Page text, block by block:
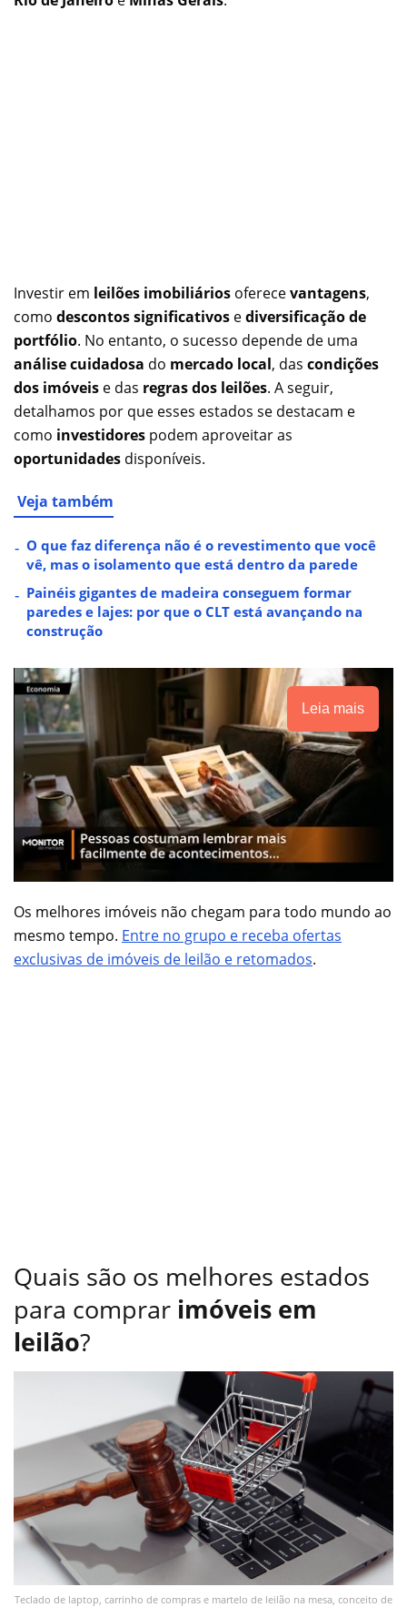
Investir em leilões imobiliários oferecevantagens,
como descontos significativos ediversificação de
portfólio. No entanto, o sucesso depende de uma
análise cuidadosa do mercado local, das condições
dos imóveis e das regras dos leilões. A seguir,
detalhamos por que esses estados se destacam e
como investidores podem aproveitar as
oportunidades disponíveis.
Veja também
O que faz diferença não é o revestimento que você
vê, mas o isolamento que está dentro da parede
Painéis gigantes de madeira conseguem formar
paredes e lajes: por que o CLT está avançando na
construção
Leia mais
Os melhores imóveis não chegam para todo mundo ao
mesmo tempo. Entre no grupo e receba ofertas
exclusivas de imóveis de leilão e retomados.
Quais são os melhores estados
para comprar imóveis em
leilão?
Teclado de laptop, carrinho de compras e martelo de leilão na mesa, conceito de